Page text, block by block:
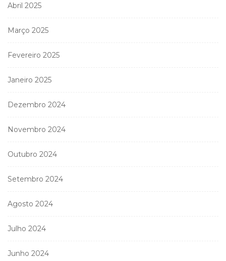
Abril 2025
Março 2025
Fevereiro 2025
Janeiro 2025
Dezembro 2024
Novembro 2024
Outubro 2024
Setembro 2024
Agosto 2024
Julho 2024
Junho 2024